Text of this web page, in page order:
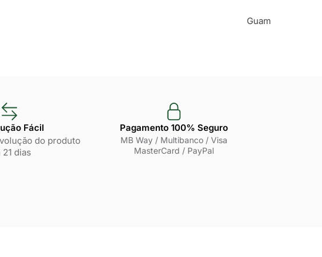
Guam
Fácil
do produto
21 dias
Pagamento 100% Seguro
MB Way / Multibanco / Visa
MasterCard / PayPal